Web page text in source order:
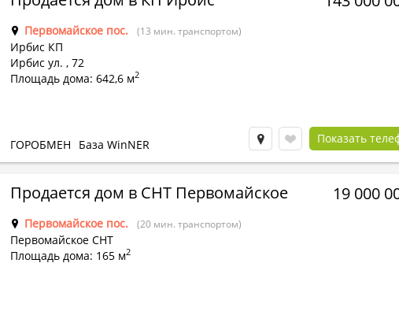
Первомайское пос. (13 мин. транспортом)
Ирбис КП
Ирбис ул. , 72
Площадь дома: 642,6 м2
ГОРОБМЕН База WinNER Показать
Продается дом в СНТ Первомайское
Первомайское пос. (20 мин. транспортом)
Первомайское СНТ
Площадь дома: 165 м2
19 000